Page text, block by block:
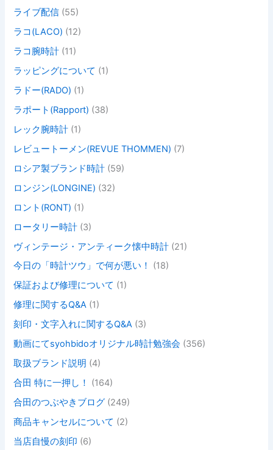
ライブ配信 (55)
ラコ(LACO) (12)
ラコ腕時計 (11)
ラッピングについて (1)
ラドー(RADO) (1)
ラポート(Rapport) (38)
レック腕時計 (1)
レビュートーメン(REVUE THOMMEN) (7)
ロシア製ブランド時計 (59)
ロンジン(LONGINE) (32)
ロント(RONT) (1)
ロータリー時計 (3)
ヴィンテージ・アンティーク懐中時計 (21)
今日の「時計ツウ」で何が悪い！
(18)
保証および修理について (1)
修理に関するQ&A (1)
刻印・文字入れに関するQ&A (3)
動画にてsyohbidoオリジナル時計勉強会 (356)
取扱ブランド説明 (4)
合田 特に一押し！
(164)
合田のつぶやきブログ (249)
商品キャンセルについて (2)
当店自慢の刻印 (6)